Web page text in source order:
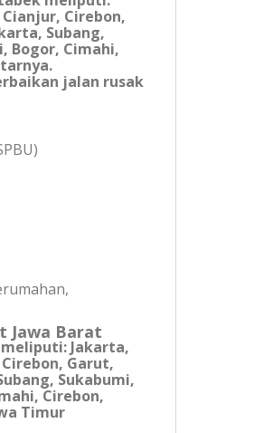
Cirebon,
Subang,
Bogor, Cimahi,
jalan rusak
Jawa Barat
meliputi: Jakarta,
Garut,
Sukabumi,
Cirebon,
Timur